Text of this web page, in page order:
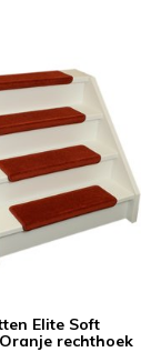
Elite Soft
rechthoek